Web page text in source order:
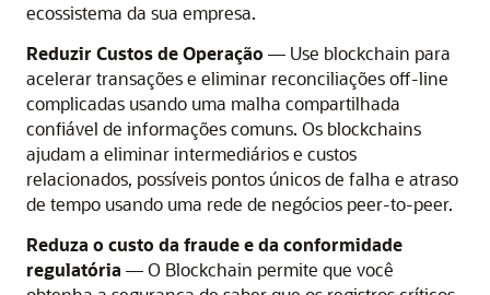
ecossistema da sua empresa.
Reduzir Custos de Operação — Use blockchain para
acelerar transações e eliminar reconciliações off-line
complicadas usando uma malha compartilhada
confiável de informações comuns. Os blockchains
ajudam a eliminar intermediários e custos
relacionados, possíveis pontos únicos de falha e atraso
de tempo usando uma rede de negócios peer-to‑peer.
Reduza o custo da fraude e da conformidade
regulatória — O Blockchain permite que você